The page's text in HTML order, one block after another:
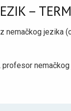
–
nemačkog jezika
profesor